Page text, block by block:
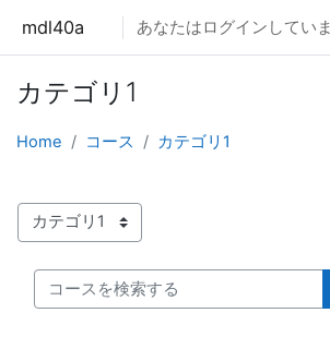
mdl40a あなたはログインしてい
カテゴリ1
Home コース カテゴリ1
コースカテゴリ
コースを検索する